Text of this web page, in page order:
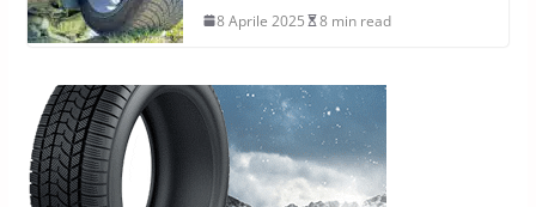
8 Aprile 2025 8 min read